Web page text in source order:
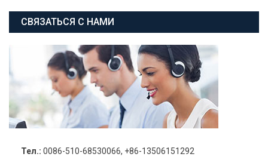
СВЯЗАТЬСЯ С НАМИ
Тел.: 0086-510-68530066, +86-13506151292